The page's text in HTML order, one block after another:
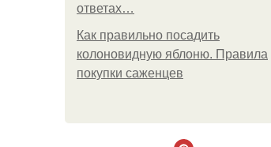
ответах…
Как правильно посадить
колоновидную яблоню. Правила
покупки саженцев